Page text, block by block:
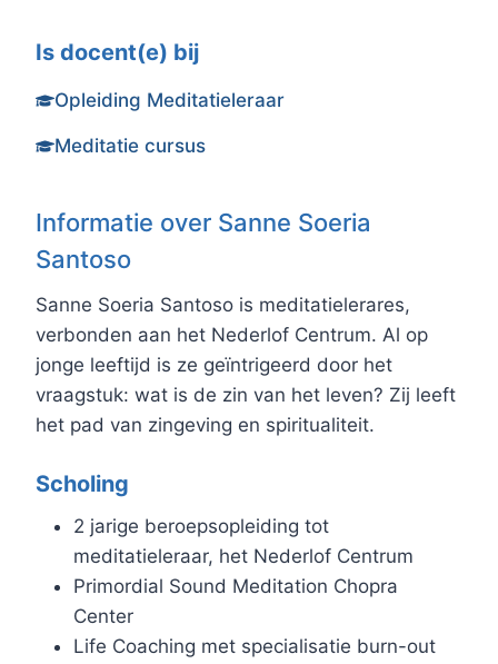
Informatie over Sanne Soeria
Santoso
Sanne Soeria Santoso is meditatielerares,
verbonden aan het Nederlof Centrum. Al op
jonge leeftijd is ze geïntrigeerd door het
vraagstuk: wat is de zin van het leven? Zij leeft
het pad van zingeving en spiritualiteit.
Scholing
2 jarige beroepsopleiding tot
meditatieleraar, het Nederlof Centrum
Primordial Sound Meditation Chopra
Center
Life Coaching met specialisatie burn-out
Is docent(e) bij
Opleiding Meditatieleraar
Meditatie cursus